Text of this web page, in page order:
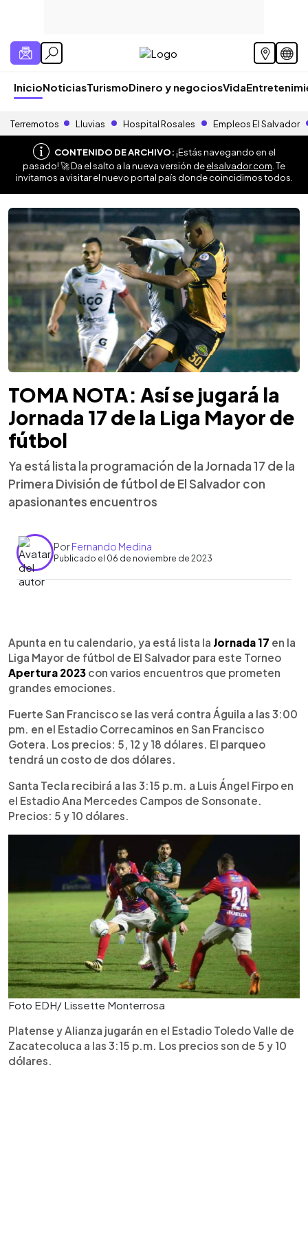
InicioNoticiasTurismoDinero y negociosVida
Terremotos Lluvias Hospital Rosales Empleos El Salvador
CONTENIDO DE ARCHIVO:¡Estás navegando en el
pasado! 🚀 Da el salto a la nueva versión deelsalvador.com . Te
invitamos a visitar el nuevo portal país donde coincidimos todos.
TOMA NOTA: Así se jugará la
Jornada 17 de la Liga Mayor de
fútbol
Ya está lista la programación de la Jornada 17 de la
Primera División de fútbol de El Salvador con
apasionantes encuentros
PorFernando Medina
Publicado el 06 de noviembre de 2023
Escuchar artículo
Apunta en tu calendario, ya está lista la Jornada 17 en la
Liga Mayor de fútbol de El Salvador para este Torneo
Apertura 2023 con varios encuentros que prometen
grandes emociones.
Fuerte San Francisco se las verá contra Águila a las 3:00
pm. en el Estadio Correcaminos en San Francisco
Gotera. Los precios: 5, 12 y 18 dólares. El parqueo
tendrá un costo de dos dólares.
Santa Tecla recibirá a las 3:15 p.m. a Luis Ángel Firpo en
el Estadio Ana Mercedes Campos de Sonsonate.
Precios: 5 y 10 dólares.
Foto EDH/ Lissette Monterrosa
Platense y Alianza jugarán en el Estadio Toledo Valle de
Zacatecoluca a las 3:15 p.m. Los precios son de 5 y 10
dólares.